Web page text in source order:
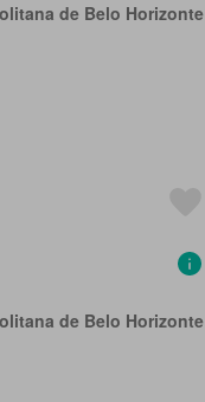
de Belo Horizonte
de Belo Horizonte